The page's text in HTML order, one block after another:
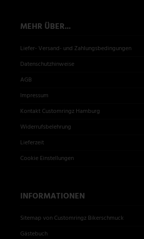
MEHR ÜBER...
Liefer- Versand- und Zahlungsbedingungen
Datenschutzhinweise
AGB
Impressum
Kontakt Customringz Hamburg
Widerrufsbelehrung
Lieferzeit
Cookie Einstellungen
INFORMATIONEN
Sitemap von Customringz Bikerschmuck
Gästebuch